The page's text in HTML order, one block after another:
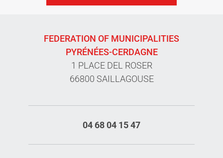
FEDERATION OF MUNICIPALITIES
PYRÉNÉES-CERDAGNE
1 PLACE DEL ROSER
66800 SAILLAGOUSE
04 68 04 15 47